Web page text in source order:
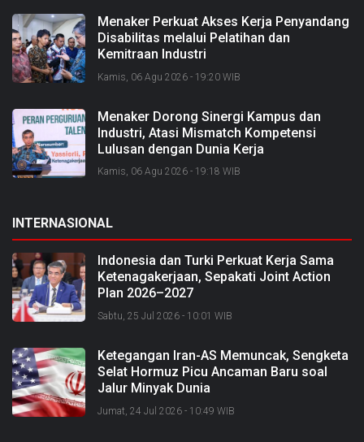
Menaker Perkuat Akses Kerja Penyandang
Disabilitas melalui Pelatihan dan
Kemitraan Industri
Kamis, 06 Agu 2026 - 19:20 WIB
Menaker Dorong Sinergi Kampus dan
Industri, Atasi Mismatch Kompetensi
Lulusan dengan Dunia Kerja
Kamis, 06 Agu 2026 - 19:18 WIB
INTERNASIONAL
Indonesia dan Turki Perkuat Kerja Sama
Ketenagakerjaan, Sepakati Joint Action
Plan 2026–2027
Sabtu, 25 Jul 2026 - 10:01 WIB
Ketegangan Iran-AS Memuncak, Sengketa
Selat Hormuz Picu Ancaman Baru soal
Jalur Minyak Dunia
Jumat, 24 Jul 2026 - 10:49 WIB